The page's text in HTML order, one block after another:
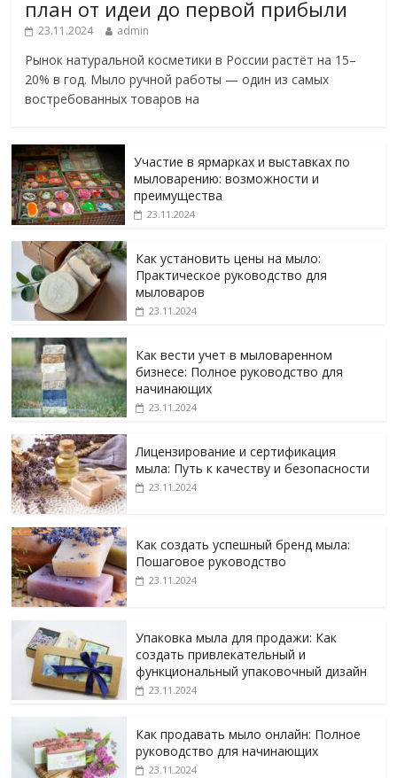
план от идеи до первой прибыли
23.11.2024 admin
Рынок натуральной косметики в России растёт на 15–
20% в год. Мыло ручной работы — один из самых
востребованных товаров на
Участие в ярмарках и выставках по
мыловарению: возможности и
преимущества
23.11.2024
Как установить цены на мыло:
Практическое руководство для
мыловаров
23.11.2024
Как вести учет в мыловаренном
бизнесе: Полное руководство для
начинающих
23.11.2024
Лицензирование и сертификация
мыла: Путь к качеству и безопасности
23.11.2024
Как создать успешный бренд мыла:
Пошаговое руководство
23.11.2024
Упаковка мыла для продажи: Как
создать привлекательный и
функциональный упаковочный дизайн
23.11.2024
Как продавать мыло онлайн: Полное
руководство для начинающих
23.11.2024